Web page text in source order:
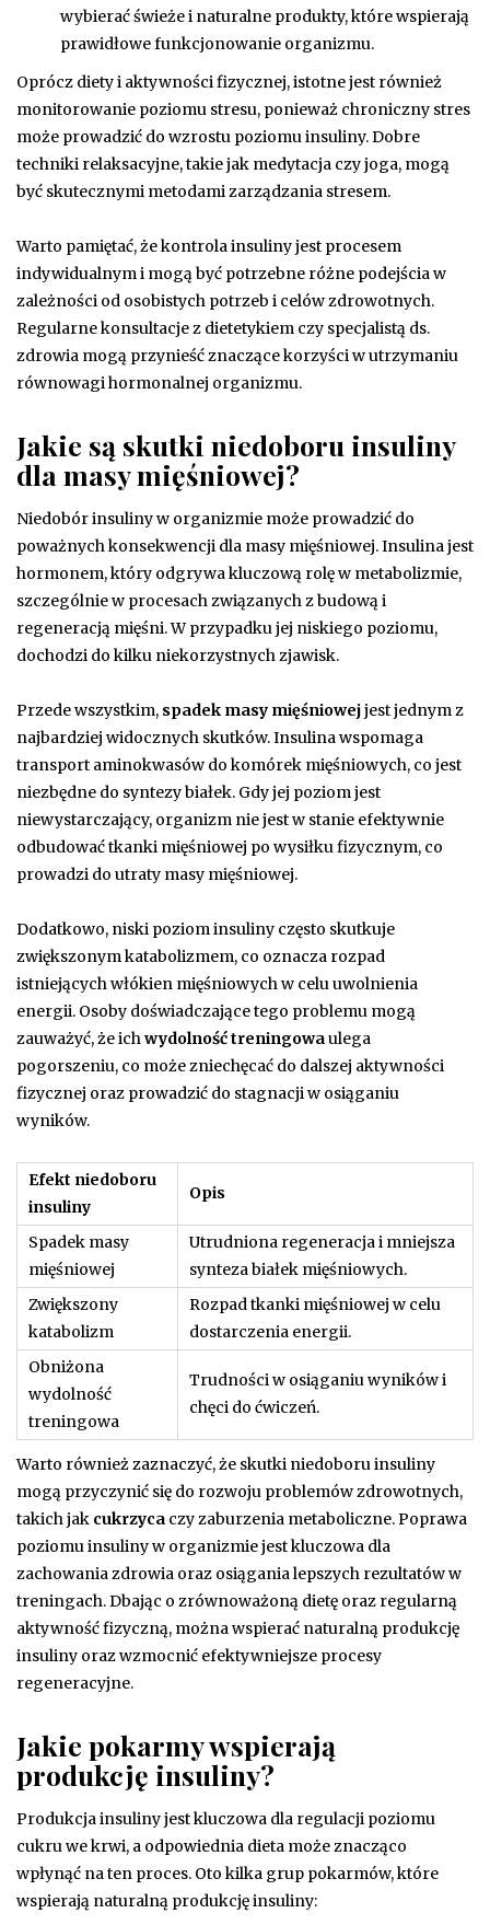
wybierać świeże i naturalne produkty, które wspierają
prawidłowe funkcjonowanie organizmu.
Oprócz diety i aktywności fizycznej, istotne jest również
monitorowanie poziomu stresu, ponieważ chroniczny stres
może prowadzić do wzrostu poziomu insuliny. Dobre
techniki relaksacyjne, takie jak medytacja czy joga, mogą
być skutecznymi metodami zarządzania stresem.
Warto pamiętać, że kontrola insuliny jest procesem
indywidualnym i mogą być potrzebne różne podejścia w
zależności od osobistych potrzeb i celów zdrowotnych.
Regularne konsultacje z dietetykiem czy specjalistą ds.
zdrowia mogą przynieść znaczące korzyści w utrzymaniu
równowagi hormonalnej organizmu.
Jakie są skutki niedoboru insuliny
dla masy mięśniowej?
Niedobór insuliny w organizmie może prowadzić do
poważnych konsekwencji dla masy mięśniowej. Insulina jest
hormonem, który odgrywa kluczową rolę w metabolizmie,
szczególnie w procesach związanych z budową i
regeneracją mięśni. W przypadku jej niskiego poziomu,
dochodzi do kilku niekorzystnych zjawisk.
Przede wszystkim, spadek masy mięśniowejjest jednym z
najbardziej widocznych skutków. Insulina wspomaga
transport aminokwasów do komórek mięśniowych, co jest
niezbędne do syntezy białek. Gdy jej poziom jest
niewystarczający, organizm nie jest w stanie efektywnie
odbudować tkanki mięśniowej po wysiłku fizycznym, co
prowadzi do utraty masy mięśniowej.
Dodatkowo, niski poziom insuliny często skutkuje
zwiększonym katabolizmem, co oznacza rozpad
istniejących włókien mięśniowych w celu uwolnienia
energii. Osoby doświadczające tego problemu mogą
zauważyć, że ichwydolność treningowaulega
pogorszeniu, co może zniechęcać do dalszej aktywności
fizycznej oraz prowadzić do stagnacji w osiąganiu
wyników.
Efekt niedoboru
insuliny
Opis
Spadek masy
mięśniowej
Utrudniona regeneracja i mniejsza
synteza białek mięśniowych.
Zwiększony
katabolizm
Rozpad tkanki mięśniowej w celu
dostarczenia energii.
Obniżona
wydolność
treningowa
Trudności w osiąganiu wyników i
chęci do ćwiczeń.
Warto również zaznaczyć, że skutki niedoboru insuliny
mogą przyczynić się do rozwoju problemów zdrowotnych,
takich jak cukrzyca czy zaburzenia metaboliczne. Poprawa
poziomu insuliny w organizmie jest kluczowa dla
zachowania zdrowia oraz osiągania lepszych rezultatów w
treningach. Dbając o zrównoważoną dietę oraz regularną
aktywność fizyczną, można wspierać naturalną produkcję
insuliny oraz wzmocnić efektywniejsze procesy
regeneracyjne.
Jakie pokarmy wspierają
produkcję insuliny?
Produkcja insuliny jest kluczowa dla regulacji poziomu
cukru we krwi, a odpowiednia dieta może znacząco
wpłynąć na ten proces. Oto kilka grup pokarmów, które
wspierają naturalną produkcję insuliny: